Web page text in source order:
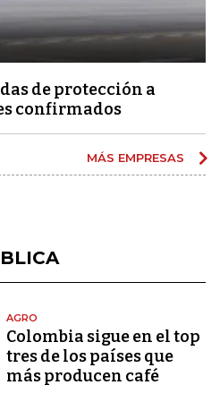
de protección a
confirmados
MÁS EMPRESAS
AGRO
Colombia sigue en el top
tres de los países que
más producen café